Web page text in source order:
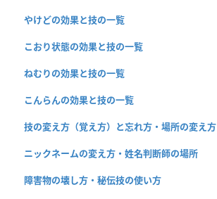
やけどの効果と技の一覧
こおり状態の効果と技の一覧
ねむりの効果と技の一覧
こんらんの効果と技の一覧
技の変え方（覚え方）と忘れ方・場所の変え方
ニックネームの変え方・姓名判断師の場所
障害物の壊し方・秘伝技の使い方